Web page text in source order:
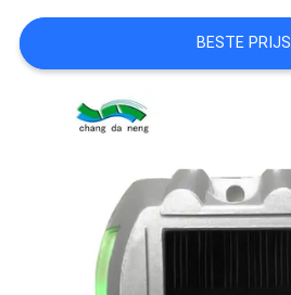
OFFERTE
AANVRAGEN
ONLINE
SITEMAP
BESTE PRIJS